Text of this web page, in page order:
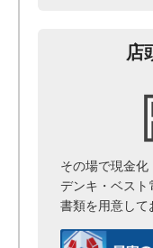
店
その場で現金
デンキ・ベスト
書類を用意して